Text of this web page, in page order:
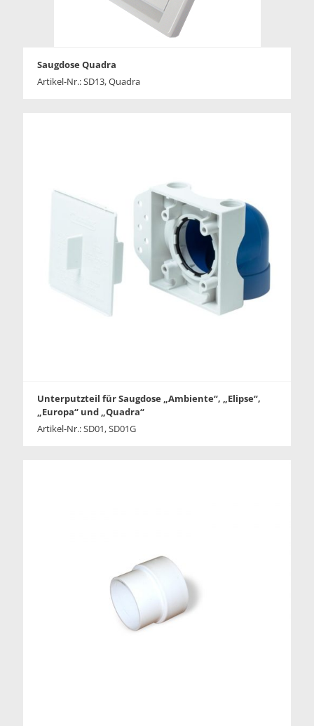
Saugdose Quadra
Artikel-Nr.: SD13, Quadra
Unterputzteil für Saugdose „Ambiente“, „Elipse“,
„Europa“ und „Quadra“
Artikel-Nr.: SD01, SD01G